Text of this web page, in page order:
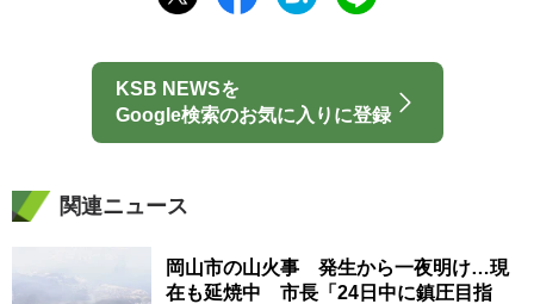
KSB NEWSを
Google検索のお気に入りに登録
関連ニュース
岡山市の山火事 発生から一夜明け…現
在も延焼中 市長「24日中に鎮圧目指